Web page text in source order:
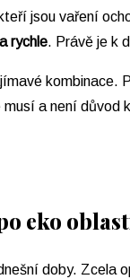
jsou vaření
rychle. Právě je k
kombinace.
a není
eko
doby.